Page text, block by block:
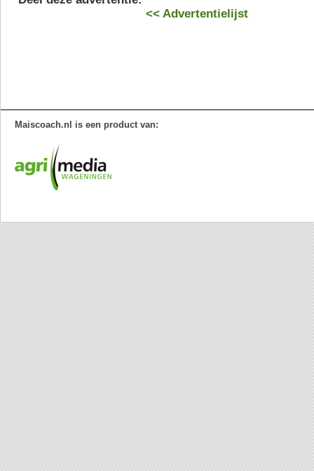
<< Advertentielijst
Maiscoach.nl is een product van: